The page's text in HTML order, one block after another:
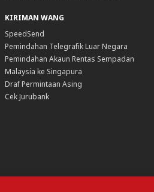
KIRIMAN WANG
SpeedSend
Pemindahan Telegrafik Luar Negara
Pemindahan Akaun Rentas Sempadan
Malaysia ke Singapura
Draf Permintaan Asing
Cek Jurubank